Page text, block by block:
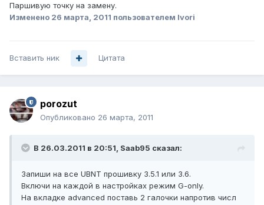
Паршивую точку на замену.
Изменено 26 марта, 2011 пользователем Ivori
Вставить ник Цитата
porozut
Опубликовано 26 марта, 2011
В 26.03.2011 в 20:51, Saab95 сказал:
Запиши на все UBNT прошивку 3.5.1 или 3.6.
Включи на каждой в настройках режим G-only.
На вкладке advanced поставь 2 галочки напротив числ